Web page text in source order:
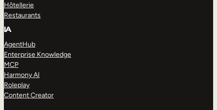
Hôtellerie
Restaurants
IA
AgentHub
Enterprise Knowledge
MCP
Harmony AI
Roleplay
Content Creator